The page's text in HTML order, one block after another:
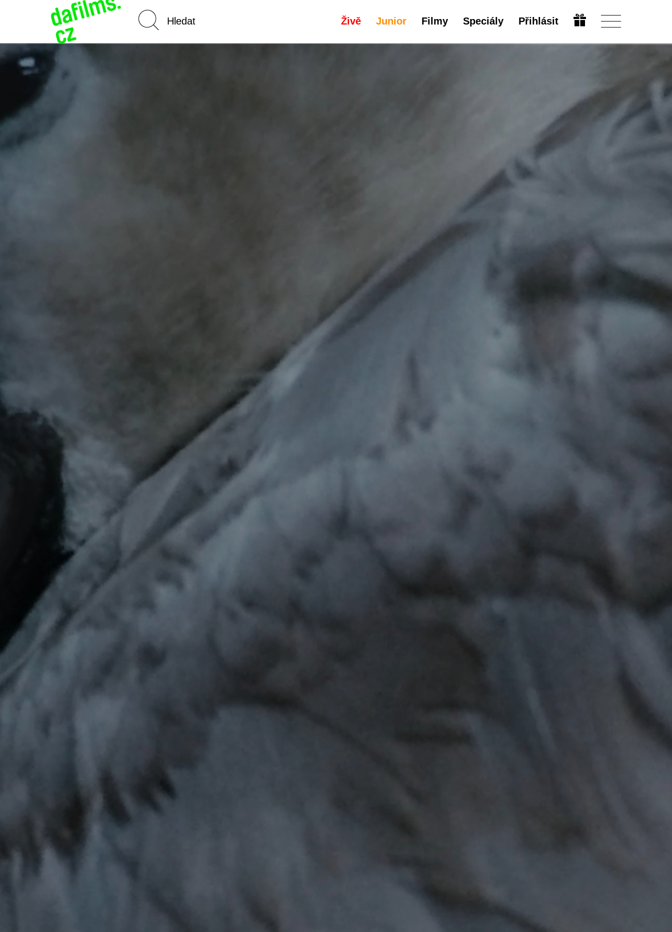
Živě Junior Filmy Speciály Přihlásit